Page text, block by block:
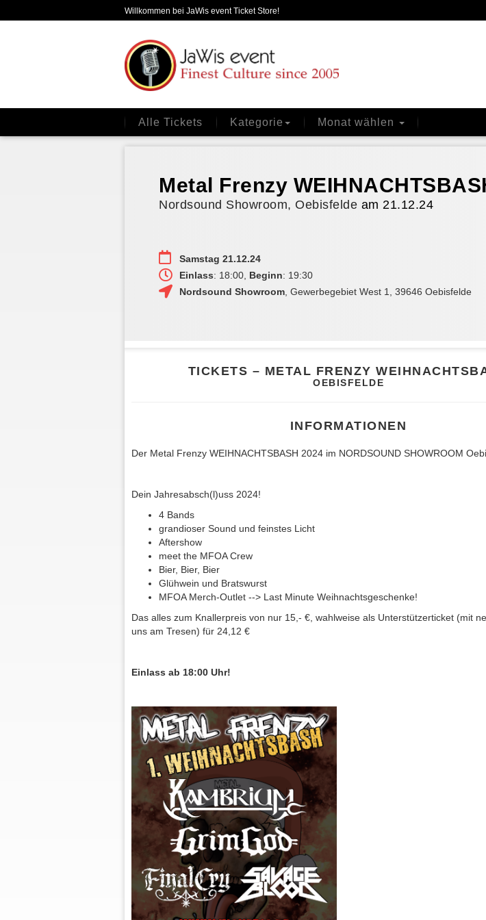
Willkommen bei JaWis event Ticket Store!
Alle Tickets Kategorie Monat wählen
Metal Frenzy
Nordsound Showroom, Oebisfelde am 21.12.24
Samstag 21.12.24
Einlass: 18:00, Beginn: 19:30
Nordsound Showroom Gewerbegebiet West 1 39646 Oebisfelde
TICKETS – METAL FRENZY
OEBISFELDE
INFORMATIONEN
Der Metal Frenzy WEIHNACHTSBASH 2024 im NORDSOUND SHOWROOM
Dein Jahresabsch(l)uss 2024!
4 Bands
grandioser Sound und feinstes Licht
Aftershow
meet the MFOA Crew
Bier, Bier, Bier
Glühwein und Bratswurst
MFOA Merch-Outlet --> Last Minute Weihnachtsgeschenke!
Das alles zum Knallerpreis von nur 15,- €, wahlweise als Unterstützerticket (mit
uns am Tresen) für 24,12 €
Einlass ab 18:00 Uhr!